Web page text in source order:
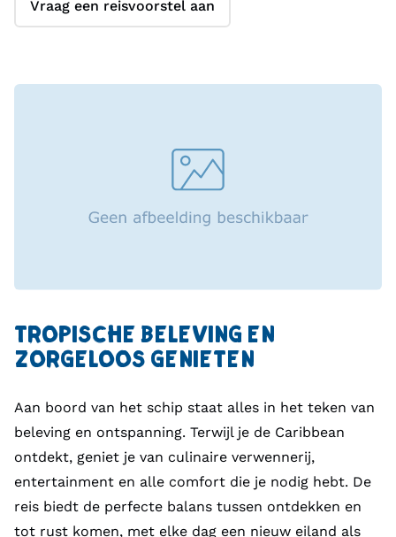
Vraag een reisvoorstel aan
TROPISCHE BELEVING EN
ZORGELOOS GENIETEN
Aan boord van het schip staat alles in het teken van
beleving en ontspanning. Terwijl je de Caribbean
ontdekt, geniet je van culinaire verwennerij,
entertainment en alle comfort die je nodig hebt. De
reis biedt de perfecte balans tussen ontdekken en
tot rust komen, met elke dag een nieuw eiland als